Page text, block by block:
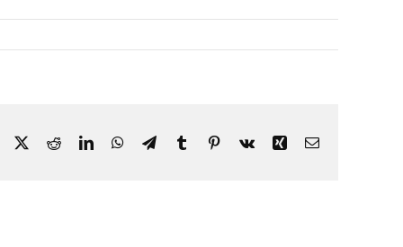
Facebook
X RedditLinkedInWhatsApp
TelegramTumblrPinterest
Vk Xing Correo